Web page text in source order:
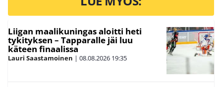
Liigan maalikuningas aloitti heti
tykityksen – Tapparalle jäi luu
käteen finaalissa
Lauri Saastamoinen | 08.08.2026 19:35